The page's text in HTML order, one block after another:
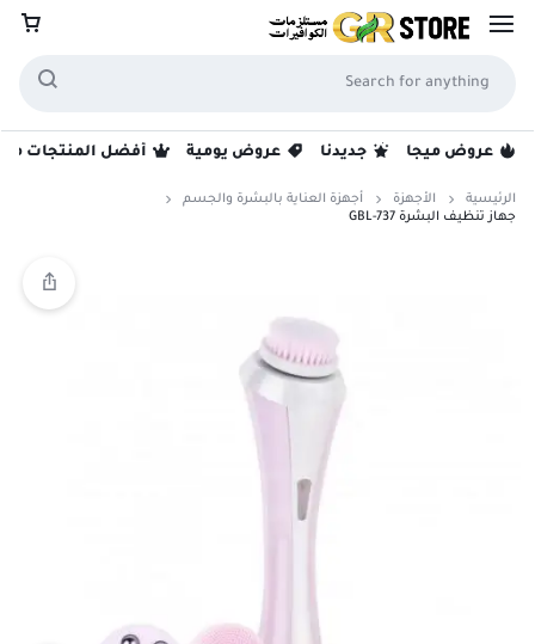
عروض ميجا جديدنا عروض يومية أفضل المنتجات
الرئيسية الأجهزة
أجهزة العناية بالبشرة والجسم
جهاز تنظيف البشرة GBL-737